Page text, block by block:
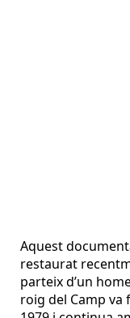
Aquest
restaurat
parteix d’un
roig del Camp va